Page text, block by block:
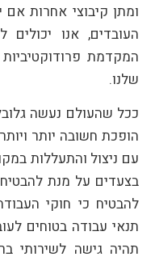
ומתן קיבוצי אחרות אם
העובדים, אנו יכולים
המקדמת
שלנו.
ככל שהעולם נעשה
הופכת חשובה יותר
עם ניצול והתעללות
בצעדים על מנת להבטיח
להבטיח כי חוקי
תנאי עבודה בטוחים
תהיה גישה לשירותי